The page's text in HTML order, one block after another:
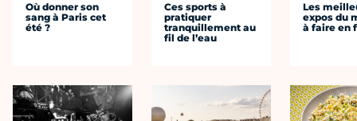
Où donner son
sang à Paris cet
été ?
Ces sports à
pratiquer
tranquillement au
fil de l’eau
Les
expos du
à faire en